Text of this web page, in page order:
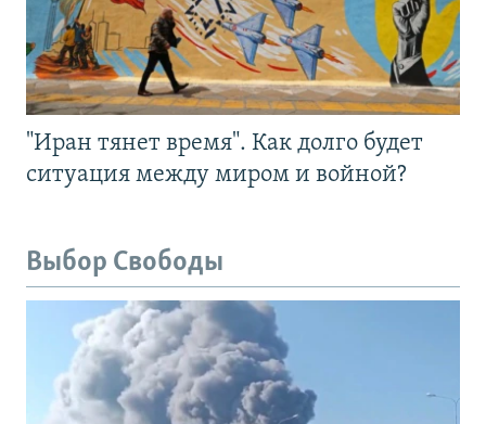
"Иран тянет время". Как долго будет
ситуация между миром и войной?
Выбор Свободы